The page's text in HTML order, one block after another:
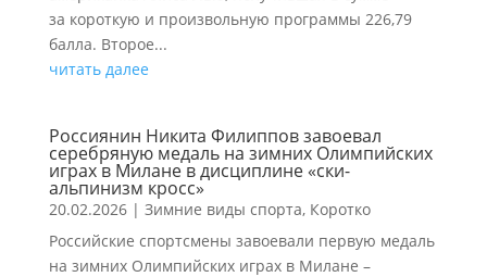
за короткую и произвольную программы 226,79
балла. Второе...
читать далее
Россиянин Никита Филиппов завоевал
серебряную медаль на зимних Олимпийских
играх в Милане в дисциплине «ски-
альпинизм кросс»
20.02.2026| Зимние виды спорта, Коротко
Российские спортсмены завоевали первую медаль
на зимних Олимпийских играх в Милане –